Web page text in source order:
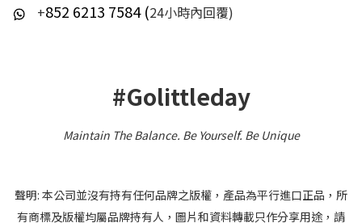
+852 6213 7584 (24小時內回覆)
#Golittleday
Maintain The Balance. Be Yourself.Be Unique
聲明: 本公司並沒有持有任何品牌之版權，產品為平行進口正品，所
有商標及版權均屬品牌持有人，圖片和資料轉載只作分享用途，請